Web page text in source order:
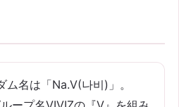
ム名は「Na.V(나비)」。